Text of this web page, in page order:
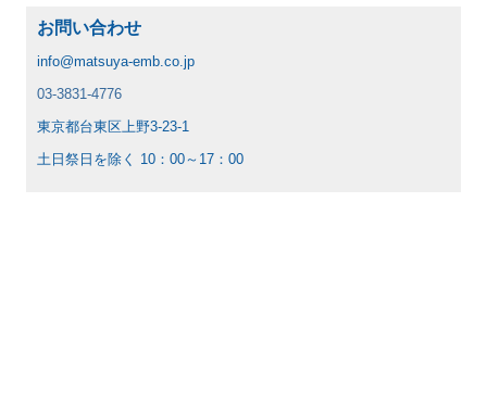
お問い合わせ
info@matsuya-emb.co.jp
03-3831-4776
東京都台東区上野3-23-1
土日祭日を除く 10：00～17：00